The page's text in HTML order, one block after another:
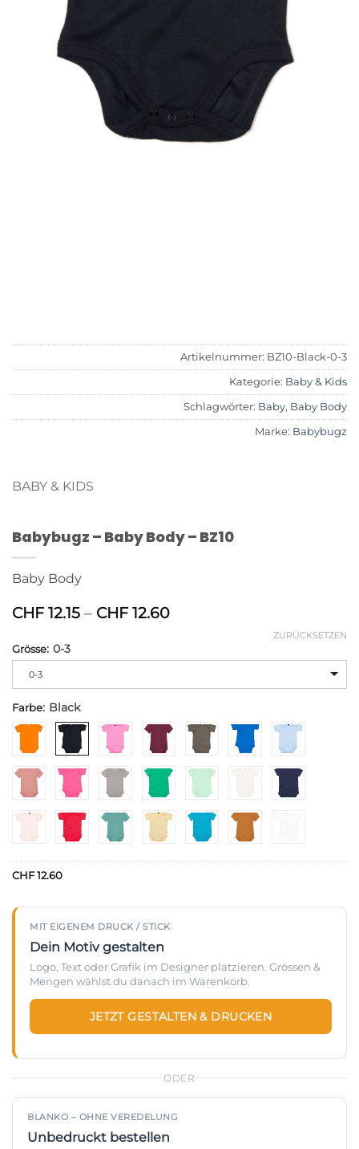
Artikelnummer: BZ10-Black-0-3
Kategorie: Baby & Kids
Schlagwörter: Baby, Baby Body
Marke: Babybugz
BABY & KIDS
Babybugz – Baby Body – BZ10
Baby Body
CHF 12.15 – CHF 12.60Preisspanne:
CHF 12.60
Grösse: 0-3
0-3
Farbe: Black
ZURÜCKSETZEN
CHF12.60
Alternative:
MIT EIGENEM DRUCK / STICK
Dein Motiv gestalten
Logo, Text oder Grafik im Designer platzieren. Grössen &
Mengen wählst du danach im Warenkorb.
JETZT GESTALTEN & DRUCKEN
ODER
BLANKO – OHNE VEREDELUNG
Unbedruckt bestellen